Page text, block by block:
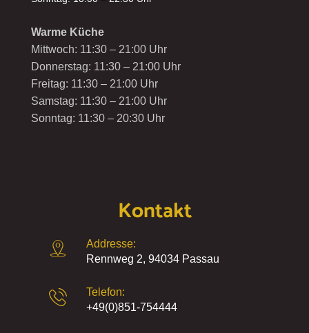
Warme Küche
Mittwoch: 11:30 – 21:00 Uhr
Donnerstag: 11:30 – 21:00 Uhr
Freitag: 11:30 – 21:00 Uhr
Samstag: 11:30 – 21:00 Uhr
Sonntag: 11:30 – 20:30 Uhr
Kontakt
Addresse:
Rennweg 2, 94034 Passau
Telefon:
+49(0)851-754444